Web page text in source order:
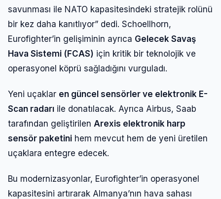
savunması ile NATO kapasitesindeki stratejik rolünü
bir kez daha kanıtlıyor” dedi. Schoellhorn,
Eurofighter’in gelişiminin ayrıca Gelecek Savaş
Hava Sistemi (FCAS) için kritik bir teknolojik ve
operasyonel köprü sağladığını vurguladı.
Yeni uçaklar en güncel sensörler ve elektronik E-
Scan radarı ile donatılacak. Ayrıca Airbus, Saab
tarafından geliştirilen Arexis elektronik harp
sensör paketini hem mevcut hem de yeni üretilen
uçaklara entegre edecek.
Bu modernizasyonlar, Eurofighter’in operasyonel
kapasitesini artırarak Almanya’nın hava sahası